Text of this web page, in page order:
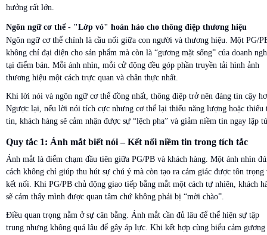
hưởng rất lớn.
Ngôn ngữ cơ thể - "Lớp vỏ" hoàn hảo cho thông điệp thương hiệu
Ngôn ngữ cơ thể chính là cầu nối giữa con người và thương hiệu. Một PG/
không chỉ đại diện cho sản phẩm mà còn là “gương mặt sống” của doanh
tại điểm bán. Mỗi ánh nhìn, mỗi cử động đều góp phần truyền tải hình ảnh
thương hiệu một cách trực quan và chân thực nhất.
Khi lời nói và ngôn ngữ cơ thể đồng nhất, thông điệp trở nên đáng tin cậy
Ngược lại, nếu lời nói tích cực nhưng cơ thể lại thiếu năng lượng hoặc thiếu
tin, khách hàng sẽ cảm nhận được sự “lệch pha” và giảm niềm tin ngay lập
Quy tắc 1: Ánh mắt biết nói – Kết nối niềm tin trong tích tắc
Ánh mắt là điểm chạm đầu tiên giữa PG/PB và khách hàng. Một ánh nhìn
cách không chỉ giúp thu hút sự chú ý mà còn tạo ra cảm giác được tôn trọng
kết nối. Khi PG/PB chủ động giao tiếp bằng mắt một cách tự nhiên, khách
sẽ cảm thấy mình được quan tâm chứ không phải bị “mời chào”.
Điều quan trọng nằm ở sự cân bằng. Ánh mắt cần đủ lâu để thể hiện sự tập
trung nhưng không quá lâu để gây áp lực. Khi kết hợp cùng biểu cảm gương